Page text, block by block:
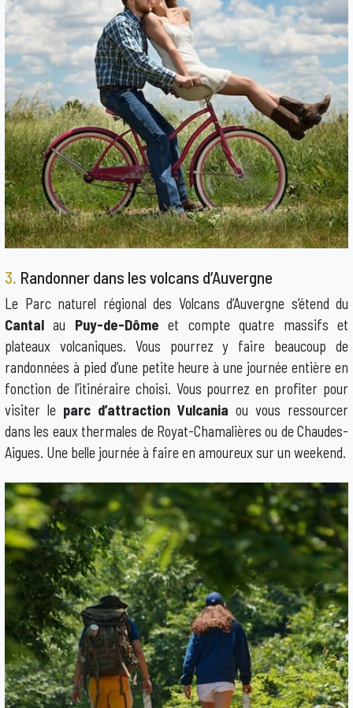
3. Randonner dans les volcans d’Auvergne
Le Parc naturel régional des Volcans d’Auvergne s’étend du
Cantal au Puy-de-Dôme et compte quatre massifs et
plateaux volcaniques. Vous pourrez y faire beaucoup de
randonnées à pied d’une petite heure à une journée entière en
fonction de l’itinéraire choisi. Vous pourrez en profiter pour
visiter le parc d’attraction Vulcania ou vous ressourcer
dans les eaux thermales de Royat-Chamalières ou de Chaudes-
Aigues. Une belle journée à faire en amoureux sur un weekend.